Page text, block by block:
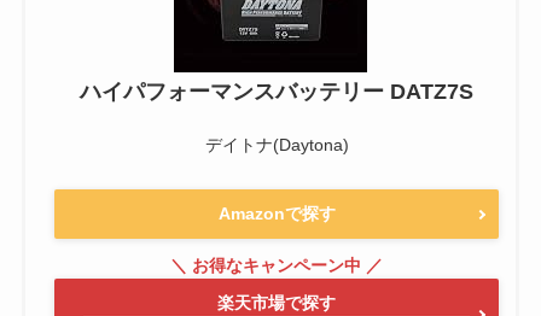
ハイパフォーマンスバッテリー DATZ7S
デイトナ(Daytona)
Amazonで探す
楽天市場で探す